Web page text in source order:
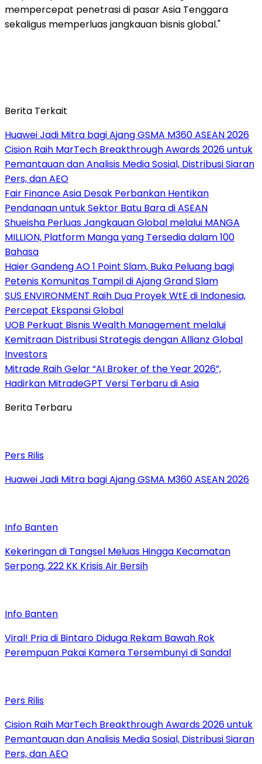
mempercepat penetrasi di pasar Asia Tenggara
sekaligus memperluas jangkauan bisnis global."
Berita Terkait
Huawei Jadi Mitra bagi Ajang GSMA M360 ASEAN 2026
Cision Raih MarTech Breakthrough Awards 2026 untuk
Pemantauan dan Analisis Media Sosial, Distribusi Siaran
Pers, dan AEO
Fair Finance Asia Desak Perbankan Hentikan
Pendanaan untuk Sektor Batu Bara di ASEAN
Shueisha Perluas Jangkauan Global melalui MANGA
MILLION, Platform Manga yang Tersedia dalam 100
Bahasa
Haier Gandeng AO 1 Point Slam, Buka Peluang bagi
Petenis Komunitas Tampil di Ajang Grand Slam
SUS ENVIRONMENT Raih Dua Proyek WtE di Indonesia,
Percepat Ekspansi Global
UOB Perkuat Bisnis Wealth Management melalui
Kemitraan Distribusi Strategis dengan Allianz Global
Investors
Mitrade Raih Gelar “AI Broker of the Year 2026”,
Hadirkan MitradeGPT Versi Terbaru di Asia
Berita Terbaru
Pers Rilis
Huawei Jadi Mitra bagi Ajang GSMA M360 ASEAN 2026
Info Banten
Kekeringan di Tangsel Meluas Hingga Kecamatan
Serpong, 222 KK Krisis Air Bersih
Info Banten
Viral! Pria di Bintaro Diduga Rekam Bawah Rok
Perempuan Pakai Kamera Tersembunyi di Sandal
Pers Rilis
Cision Raih MarTech Breakthrough Awards 2026 untuk
Pemantauan dan Analisis Media Sosial, Distribusi Siaran
Pers, dan AEO